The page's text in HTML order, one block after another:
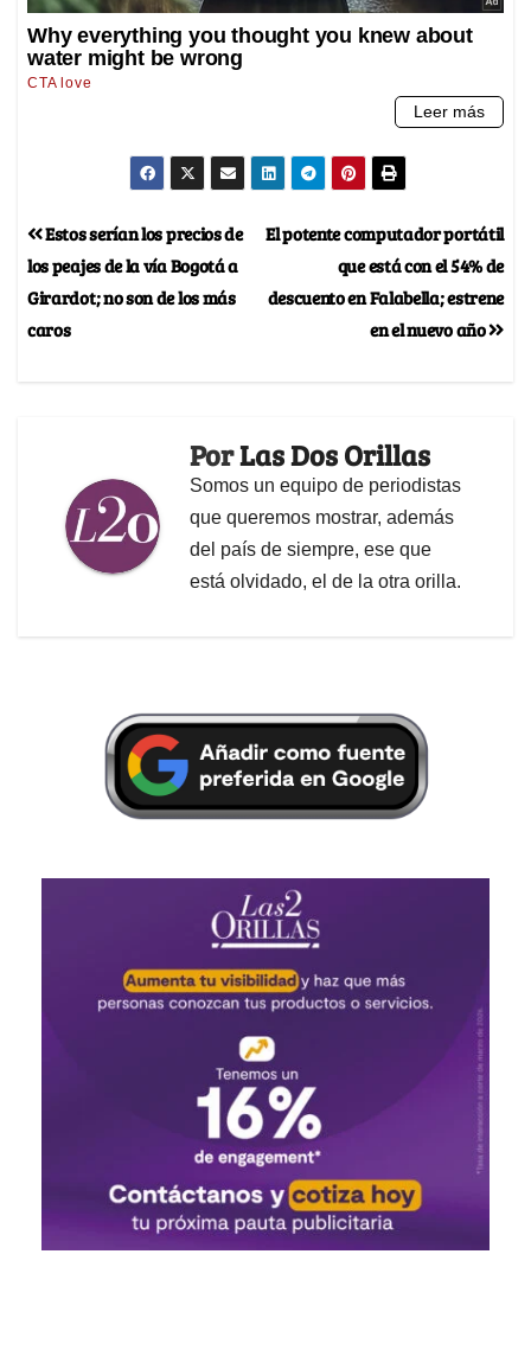
El potente computador portátil
que está con el 54% de
descuento en Falabella; estrene
en el nuevo año
⁠Estos serían los precios de
los peajes de la vía Bogotá a
Girardot; no son de los más
caros
PorLas Dos Orillas
Somos un equipo de periodistas
que queremos mostrar, además
del país de siempre, ese que
está olvidado, el de la otra orilla.